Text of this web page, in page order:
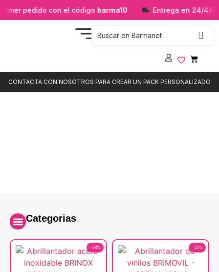
pedido con el códigobarma10 Entrega en 24/48h
CONTACTA CON NOSOTROS PARA CREAR UN PACK PERSONALIZADO
Categorias
- 28% - 25%